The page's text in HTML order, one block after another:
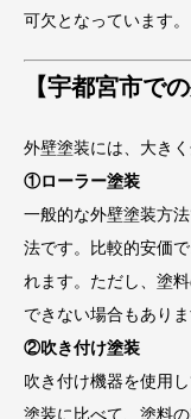
可欠となっています。
【宇都宮市で
外壁塗装には、大き
①ローラー塗装
一般的な外壁塗装方
法です。比較的安価
れます。ただし、塗
できない場合もありま
②吹き付け塗装
吹き付け機器を使用
塗装に比べて、塗料